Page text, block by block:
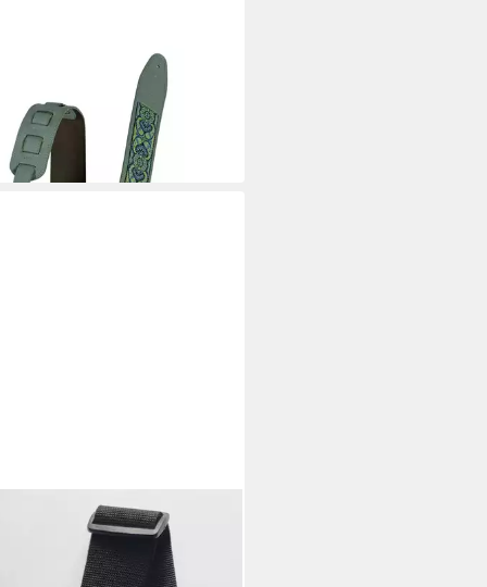
Werktagen bei dir
PI‑Music Nylon
leicht & robust